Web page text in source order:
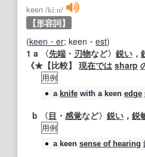
keen /kíːn/
【形容詞】
(keen・er; keen・ est)
1 a 〈先端 ・ 刃物など〉 鋭い ，
《★ 【比較】 現在では sharp
用例
a knife with a keen edge
b 〈目 ・ 感覚など〉 鋭い ， 鋭
用例
a keen sense of hearing